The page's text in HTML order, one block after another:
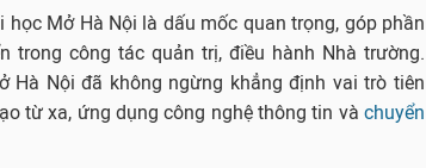
Mở Hà Nội là dấu mốc quan trọng, góp phần
công tác quản trị, điều hành Nhà trường.
Hà Nội đã không ngừng khẳng định vai trò tiên
từ xa, ứng dụng công nghệ thông tin vàchuyển